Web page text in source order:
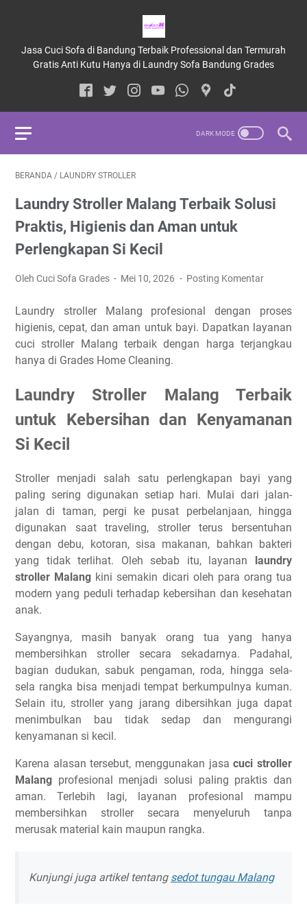
Jasa Cuci Sofa di Bandung Terbaik Professional dan Termurah
Gratis Anti Kutu Hanya di Laundry Sofa Bandung Grades
BERANDA / LAUNDRY STROLLER
Laundry Stroller Malang Terbaik Solusi
Praktis, Higienis dan Aman untuk
Perlengkapan Si Kecil
Oleh Cuci Sofa Grades Mei 10, 2026 Posting Komentar
Laundry stroller Malang profesional dengan proses
higienis, cepat, dan aman untuk bayi. Dapatkan layanan
cuci stroller Malang terbaik dengan harga terjangkau
hanya di Grades Home Cleaning.
Laundry Stroller Malang Terbaik
untuk Kebersihan dan Kenyamanan
Si Kecil
Stroller menjadi salah satu perlengkapan bayi yang
paling sering digunakan setiap hari. Mulai dari jalan-
jalan di taman, pergi ke pusat perbelanjaan, hingga
digunakan saat traveling, stroller terus bersentuhan
dengan debu, kotoran, sisa makanan, bahkan bakteri
yang tidak terlihat. Oleh sebab itu, layanan laundry
stroller Malang kini semakin dicari oleh para orang tua
modern yang peduli terhadap kebersihan dan kesehatan
anak.
Sayangnya, masih banyak orang tua yang hanya
membersihkan stroller secara sekadarnya. Padahal,
bagian dudukan, sabuk pengaman, roda, hingga sela-
sela rangka bisa menjadi tempat berkumpulnya kuman.
Selain itu, stroller yang jarang dibersihkan juga dapat
menimbulkan bau tidak sedap dan mengurangi
kenyamanan si kecil.
Karena alasan tersebut, menggunakan jasacuci stroller
Malang profesional menjadi solusi paling praktis dan
aman. Terlebih lagi, layanan profesional mampu
membersihkan stroller secara menyeluruh tanpa
merusak material kain maupun rangka.
Kunjungi juga artikel tentang sedot tungau Malang